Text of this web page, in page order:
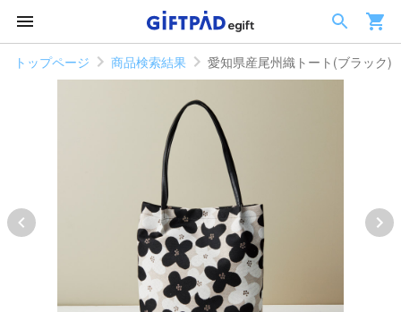
トップページ 商品検索結果 愛知県産尾州織トート(ブラック)